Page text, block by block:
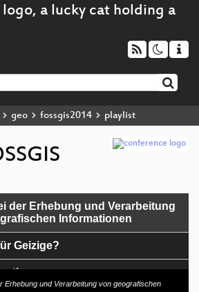
geo fossgis2014 playlist
der Erhebung und Verarbeitung
Informationen
Geizige?
Erhebung und Verarbeitung von geografischen